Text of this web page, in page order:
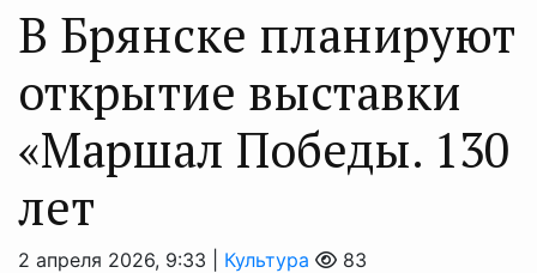
В Брянске планируют
открытие выставки
«Маршал Победы. 130
лет
2 апреля 2026, 9:33 | Культура 83